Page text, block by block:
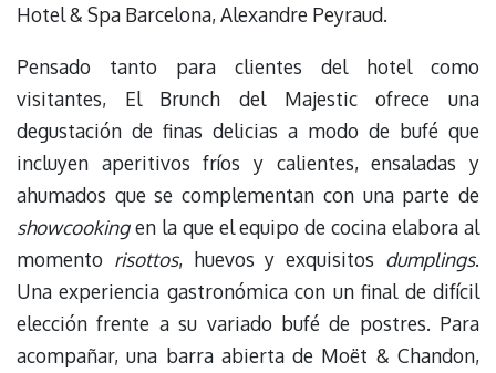
Hotel & Spa Barcelona, Alexandre Peyraud.
Pensado tanto para clientes del hotel como
visitantes, El Brunch del Majestic ofrece una
degustación de finas delicias a modo de bufé que
incluyen aperitivos fríos y calientes, ensaladas y
ahumados que se complementan con una parte de
showcookingen la que el equipo de cocina elabora al
momento risottos, huevos y exquisitos dumplings.
Una experiencia gastronómica con un final de difícil
elección frente a su variado bufé de postres. Para
acompañar, una barra abierta de Moët & Chandon,